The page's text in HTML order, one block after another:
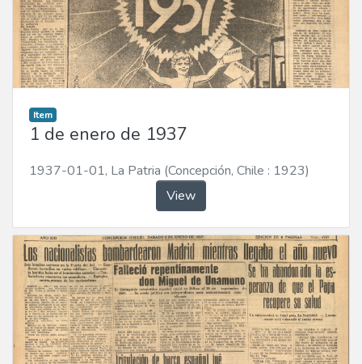
Item
1 de enero de 1937
1937-01-01, La Patria (Concepción, Chile : 1923)
View